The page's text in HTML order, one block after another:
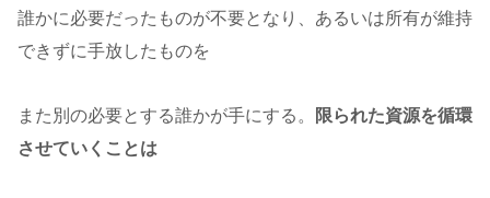
誰かに必要だったものが不要となり、あるいは所有が維持
できずに手放したものを
また別の必要とする誰かが手にする。
限られた資源を循環
させていくことは